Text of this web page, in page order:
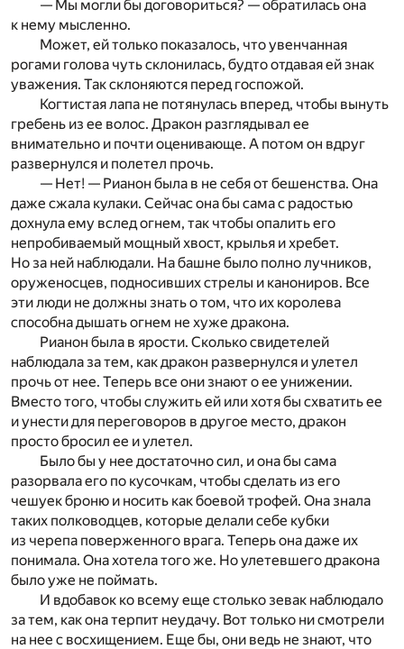
— Мы могли бы договориться? — обратилась она
к нему мысленно.
Может, ей только показалось, что увенчанная
рогами голова чуть склонилась, будто отдавая ей знак
уважения. Так склоняются перед госпожой.
Когтистая лапа не потянулась вперед, чтобы вынуть
гребень из ее волос. Дракон разглядывал ее
внимательно и почти оценивающе. А потом он вдруг
развернулся и полетел прочь.
— Нет! — Рианон была в не себя от бешенства. Она
даже сжала кулаки. Сейчас она бы сама с радостью
дохнула ему вслед огнем, так чтобы опалить его
непробиваемый мощный хвост, крылья и хребет.
Но за ней наблюдали. На башне было полно лучников,
оруженосцев, подносивших стрелы и канониров. Все
эти люди не должны знать о том, что их королева
способна дышать огнем не хуже дракона.
Рианон была в ярости. Сколько свидетелей
наблюдала за тем, как дракон развернулся и улетел
прочь от нее. Теперь все они знают о ее унижении.
Вместо того, чтобы служить ей или хотя бы схватить ее
и унести для переговоров в другое место, дракон
просто бросил ее и улетел.
Было бы у нее достаточно сил, и она бы сама
разорвала его по кусочкам, чтобы сделать из его
чешуек броню и носить как боевой трофей. Она знала
таких полководцев, которые делали себе кубки
из черепа поверженного врага. Теперь она даже их
понимала. Она хотела того же. Но улетевшего дракона
было уже не поймать.
И вдобавок ко всему еще столько зевак наблюдало
за тем, как она терпит неудачу. Вот только ни смотрели
на нее с восхищением. Еще бы, они ведь не знают, что